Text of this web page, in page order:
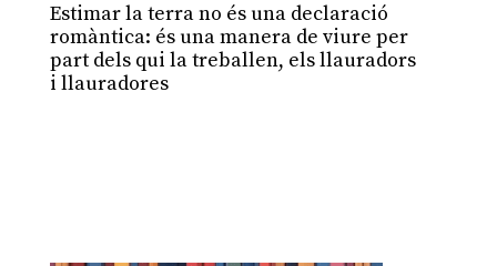
Estimar la terra no és una declaració
romàntica: és una manera de viure per
part dels qui la treballen, els llauradors
i llauradores